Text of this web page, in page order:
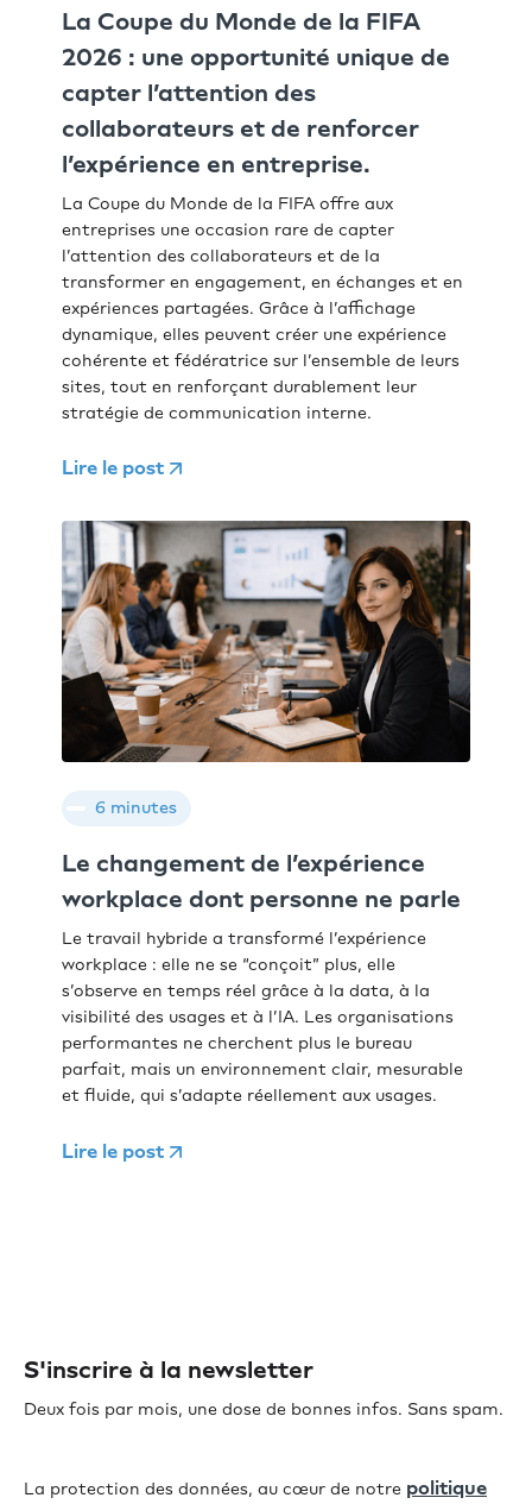
La Coupe du Monde de la FIFA
2026 : une opportunité unique de
capter l’attention des
collaborateurs et de renforcer
l’expérience en entreprise.
La Coupe du Monde de la FIFA offre aux
entreprises une occasion rare de capter
l’attention des collaborateurs et de la
transformer en engagement, en échanges et en
expériences partagées. Grâce à l’affichage
dynamique, elles peuvent créer une expérience
cohérente et fédératrice sur l’ensemble de leurs
sites, tout en renforçant durablement leur
stratégie de communication interne.
Lire le post
6 minutes
Le changement de l’expérience
workplace dont personne ne parle
Le travail hybride a transformé l’expérience
workplace : elle ne se “conçoit” plus, elle
s’observe en temps réel grâce à la data, à la
visibilité des usages et à l’IA. Les organisations
performantes ne cherchent plus le bureau
parfait, mais un environnement clair, mesurable
et fluide, qui s’adapte réellement aux usages.
Lire le post
S'inscrire à la newsletter
Deux fois par mois, une dose de bonnes infos. Sans spam.
La protection des données, au cœur de notre politique